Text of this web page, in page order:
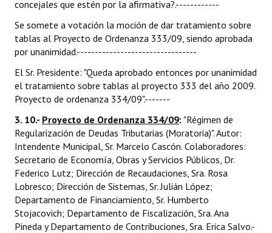
concejales que estén por la afirmativa?.------------
Se somete a votación la moción de dar tratamiento sobre
tablas al Proyecto de Ordenanza 333/09, siendo aprobada
por unanimidad.---------------------------------
El Sr. Presidente: "Queda aprobado entonces por unanimidad
el tratamiento sobre tablas al proyecto 333 del año 2009.
Proyecto de ordenanza 334/09".-------
3. 10.- Proyecto de Ordenanza 334/09: "Régimen de
Regularización de Deudas Tributarias (Moratoria)". Autor:
Intendente Municipal, Sr. Marcelo Cascón. Colaboradores:
Secretario de Economía, Obras y Servicios Públicos, Dr.
Federico Lutz; Dirección de Recaudaciones, Sra. Rosa
Lobresco; Dirección de Sistemas, Sr. Julián López;
Departamento de Financiamiento, Sr. Humberto
Stojacovich; Departamento de Fiscalización, Sra. Ana
Pineda y Departamento de Contribuciones, Sra. Erica Salvo.-